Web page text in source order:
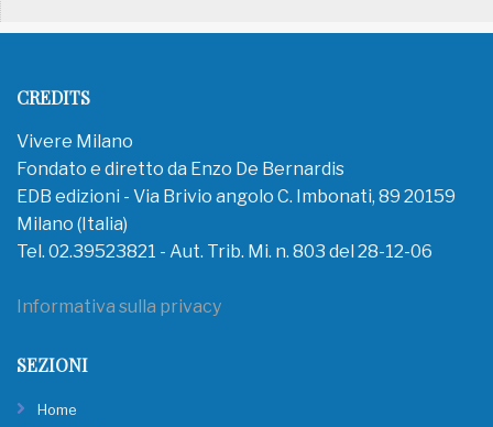
CREDITS
Vivere Milano
Fondato e diretto da Enzo De Bernardis
EDB edizioni - Via Brivio angolo C. Imbonati, 89 20159
Milano (Italia)
Tel. 02.39523821 - Aut. Trib. Mi. n. 803 del 28-12-06
Informativa sulla privacy
SEZIONI
Home